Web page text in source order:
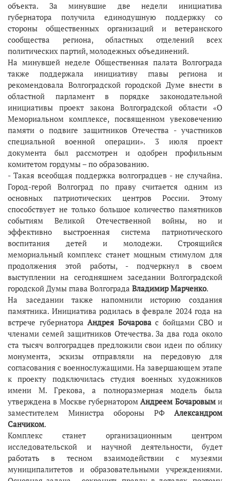
объекта. За минувшие две недели инициатива
губернатора получила единодушную поддержку со
стороны общественных организаций и ветеранского
сообщества региона, областных отделений всех
политических партий, молодежных объединений.
На минувшей неделе Общественная палата Волгограда
также поддержала инициативу главы региона и
рекомендовала Волгоградской городской Думе внести в
областной парламент в порядке законодательной
инициативы проект закона Волгоградской области «О
Мемориальном комплексе, посвященном увековечению
памяти о подвиге защитников Отечества - участников
специальной военной операции». 3 июля проект
документа был рассмотрен и одобрен профильным
комитетом гордумы – по образованию.
- Такая всеобщая поддержка волгоградцев - не случайна.
Город-герой Волгоград по праву считается одним из
основных патриотических центров России. Этому
способствует не только большое количество памятников
событиям Великой Отечественной войны, но и
эффективно выстроенная система патриотического
воспитания детей и молодежи. Строящийся
мемориальный комплекс станет мощным стимулом для
продолжения этой работы, - подчеркнул в своем
выступлении на сегодняшнем заседании Волгоградской
городской Думы глава Волгограда Владимир Марченко.
На заседании также напомнили историю создания
памятника. Инициатива родилась в феврале 2024 года на
встрече губернатораАндрея Бочаровас бойцами СВО и
членами семей защитников Отечества. За два года около
ста тысяч волгоградцев предложили свои идеи по облику
монумента, эскизы отправляли на передовую для
согласования с военнослужащими. На завершающем этапе
к проекту подключилась студия военных художников
имени М. Грекова, а полноразмерная модель была
утверждена в Москве губернаторомАндреем Бочаровыми
заместителем Министра обороны РФ Александром
Санчиком.
Комплекс станет организационным центром
исследовательской и научной деятельности, будет
работать в тесном взаимодействии с музеями
муниципалитетов и образовательными учреждениями.